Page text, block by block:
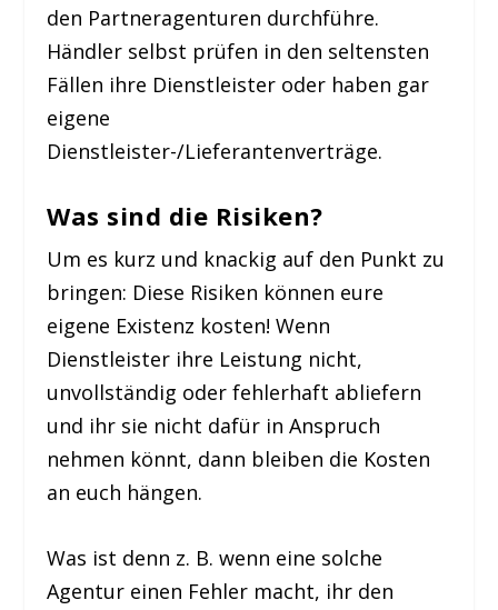
den Partneragenturen durchführe.
Händler selbst prüfen in den seltensten
Fällen ihre Dienstleister oder haben gar
eigene
Dienstleister-/Lieferantenverträge.
Was sind die Risiken?
Um es kurz und knackig auf den Punkt zu
bringen: Diese Risiken können eure
eigene Existenz kosten! Wenn
Dienstleister ihre Leistung nicht,
unvollständig oder fehlerhaft abliefern
und ihr sie nicht dafür in Anspruch
nehmen könnt, dann bleiben die Kosten
an euch hängen.
Was ist denn z. B. wenn eine solche
Agentur einen Fehler macht, ihr den